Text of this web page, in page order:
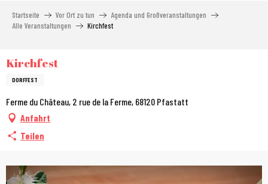
Startseite Vor Ort zu tun
Agenda und Großveranstaltungen
Alle Veranstaltungen
Kirchfest
Kirchfest
DORFFEST
Ferme du Château, 2 rue de la Ferme, 68120 Pfastatt
Anfahrt
Teilen